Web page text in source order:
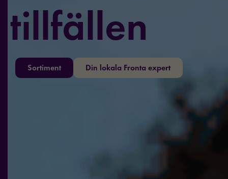
tillfällen
Sortiment Din lokala Fronta expert